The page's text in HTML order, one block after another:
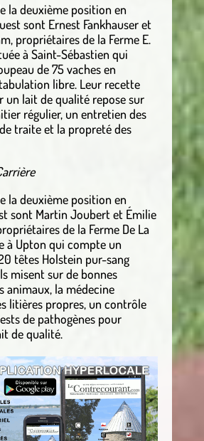
la deuxième position en
sont Ernest Fankhauser et
propriétaires de la Ferme E.
à Saint-Sébastien qui
de 75 vaches en
libre. Leur recette
un lait de qualité repose sur
régulier, un entretien des
traite et la propreté des
la deuxième position en
sont Martin Joubert et Émilie
de la Ferme De La
à Upton qui compte un
têtes Holstein pur-sang
misent sur de bonnes
animaux, la médecine
litières propres, un contrôle
de pathogènes pour
de qualité.